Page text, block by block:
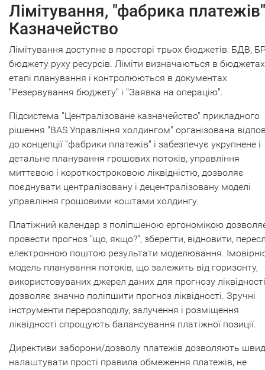
Лімітування, "фабрика
Казначейство
Лімітування доступне в просторі трьох бюджетів: БДВ,
бюджету руху ресурсів. Ліміти визначаються в
етапі планування і контролюються в документах
"Резервування бюджету" і "Заявка на операцію".
Підсистема "Централізоване казначейство" прикладного
рішення "BAS Управління холдингом" організована
до концепції "фабрики платежів" і забезпечує укрупнене і
детальне планування грошових потоків, управління
миттєвою і короткостроковою ліквідністю, дозволяє
поєднувати централізовану і децентралізовану моделі
управління грошовими коштами холдингу.
Платіжний календар з поліпшеною ергономікою
провести прогноз "що, якщо?", зберегти, відновити,
електронною поштою результати моделювання.
модель планування потоків, що залежить від горизонту,
використовуваних джерел даних для прогнозу
дозволяє значно поліпшити прогноз ліквідності. Зручні
інструменти перерозподілу, залучення і розміщення
ліквідності спрощують балансування платіжної позиції.
Директиви заборони/дозволу платежів дозволяють
налаштувати прості правила обмеження платежів, не